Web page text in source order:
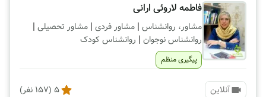
فاطمه لاروئی ارانی
مشاور، روانشناس | مشاور فردی | مشاور تحصیلی |
روانشناس نوجوان | روانشناس کودک
پیگیری منظم
آنلاین 5
(
157 نفر)